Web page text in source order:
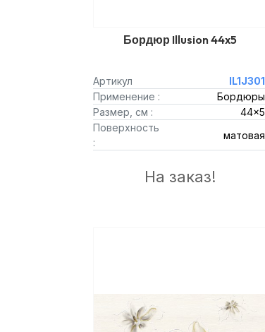
Бордюр Illusion 44x5
Артикул
IL1J301
Применение :
Бордюры
Размер, см :
44x5
Поверхность
:
матовая
На заказ!